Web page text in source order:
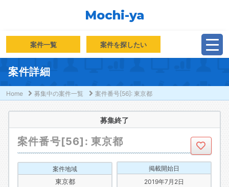
Mochi-ya
案件一覧 案件を探したい
案件詳細
Home 募集中の案件一覧 案件番号[56]: 東京都
募集終了
案件番号[56]: 東京都
案件地域
東京都
掲載開始日
2019年7月2日